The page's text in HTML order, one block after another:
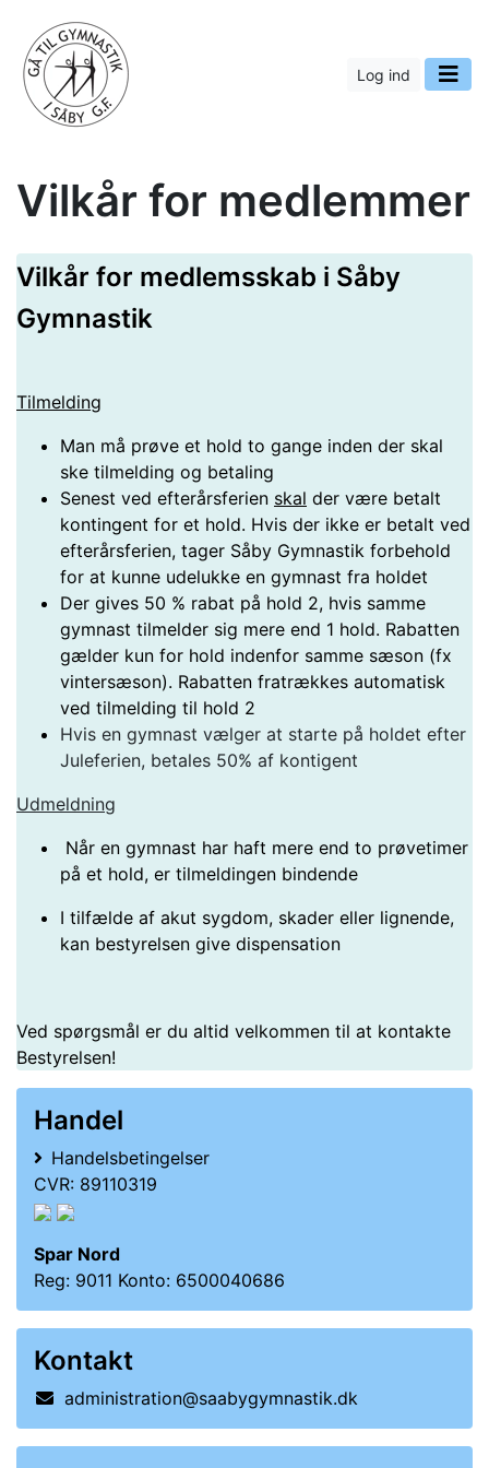
Log ind
Vilkår for medlemmer
Vilkår for medlemsskab i Såby
Gymnastik
Tilmelding
Man må prøve et hold to gange inden der skal
ske tilmelding og betaling
Senest ved efterårsferien skal der være betalt
kontingent for et hold. Hvis der ikke er betalt ved
efterårsferien, tager Såby Gymnastik forbehold
for at kunne udelukke en gymnast fra holdet
Der gives 50 % rabat på hold 2, hvis samme
gymnast tilmelder sig mere end 1 hold. Rabatten
gælder kun for hold indenfor samme sæson (fx
vintersæson). Rabatten fratrækkes automatisk
ved tilmelding til hold 2
Hvis en gymnast vælger at starte på holdet efter
Juleferien, betales 50% af kontigent
Udmeldning
Når en gymnast har haft mere end to prøvetimer
på et hold, er tilmeldingen bindende
I tilfælde af akut sygdom, skader eller lignende,
kan bestyrelsen give dispensation
Ved spørgsmål er du altid velkommen til at kontakte
Bestyrelsen!
Handel
Handelsbetingelser
CVR: 89110319
Spar Nord
Reg: 9011 Konto: 6500040686
Kontakt
administration@saabygymnastik.dk